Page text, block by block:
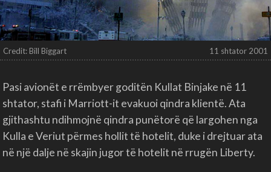
Credit: Bill Biggart 11 shtator 2001
Pasi avionët e rrëmbyer goditën Kullat Binjake në 11
shtator, stafi i Marriott-it evakuoi qindra klientë. Ata
gjithashtu ndihmojnë qindra punëtorë që largohen nga
Kulla e Veriut përmes hollit të hotelit, duke i drejtuar ata
në një dalje në skajin jugor të hotelit në rrugën Liberty.